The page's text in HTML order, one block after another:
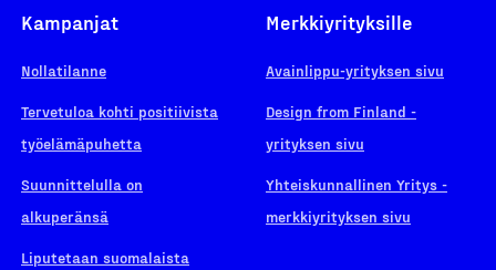
Kampanjat
Nollatilanne
Tervetuloa kohti positiivista
työelämäpuhetta
Suunnittelulla on
alkuperänsä
Liputetaan suomalaista
Merkkiyrityksille
Avainlippu-yrityksen sivu
Design from Finland -
yrityksen sivu
Yhteiskunnallinen Yritys -
merkkiyrityksen sivu